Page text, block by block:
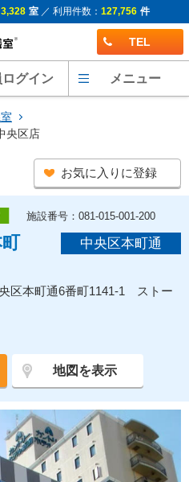
3,328 室／ 利用件数： 127,756 件
TEL
グイン メニュー
央区店
お気に入りに登録
施設番号：081-015-001-200
町
中央区本町通
区本町通6番町1141-1 ストー
地図を表示